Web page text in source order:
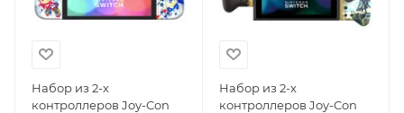
Набор из 2-х
контроллеров Joy-Con
Набор из 2-х
контроллеров Joy-Con